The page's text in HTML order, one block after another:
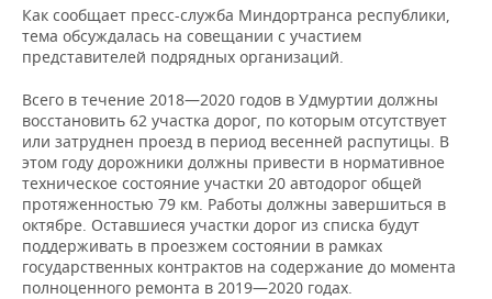
ТАТАРСТАНА
ИНВЕСТИЦИИ
НЕФТЕХИМИЯ
НЕФТЬ
ОПК
ЭНЕРГЕТИКА
НОВОСТИ БИЗНЕСА
ТРАНСПОРТ
УСЛУГИ
ТЕХНОЛОГИИ
IT
МЕДИА
ТЕЛЕКОММУНИКАЦИИ
НОВОСТИ МЕРОПРИЯТИЙ
ВЫЕЗДНАЯ РЕДАКЦИЯ
БИЗНЕС-БРАНЧИ
ONLINE-КОНФЕРЕНЦИИ
СПОРТ
НОВОСТИ СПОРТА
ФУТБОЛ
ХОККЕЙ
ОБЩЕСТВО
НОВОСТИ ОБЩЕСТВА
ВЛАСТЬ
ФОТОГАЛЕРЕЯ
СЮЖЕТЫ
Как сообщает пресс-служба Миндортранса республики,
тема обсуждалась на совещании с участием
представителей подрядных организаций.
Всего в течение 2018—2020 годов в Удмуртии должны
восстановить 62 участка дорог, по которым отсутствует
или затруднен проезд в период весенней распутицы. В
этом году дорожники должны привести в нормативное
техническое состояние участки 20 автодорог общей
протяженностью 79 км. Работы должны завершиться в
октябре. Оставшиеся участки дорог из списка будут
поддерживать в проезжем состоянии в рамках
государственных контрактов на содержание до момента
полноценного ремонта в 2019—2020 годах.